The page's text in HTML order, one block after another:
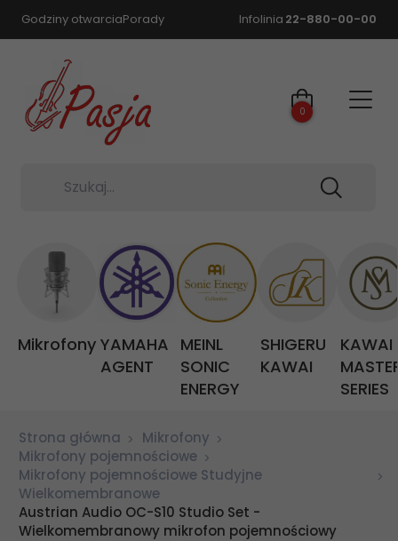
Godziny otwarciaPorady Infolinia 22-880-00-00
Szukaj...
0
Mikrofony YAMAHA
AGENT
MEINL
SONIC
ENERGY
SHIGERU
KAWAI
KAWAI
SERIES
Strona główna
Mikrofony
Mikrofony pojemnościowe
Mikrofony pojemnościowe Studyjne
Wielkomembranowe
Austrian Audio OC-S10 Studio Set -
Wielkomembranowy mikrofon pojemnościowy